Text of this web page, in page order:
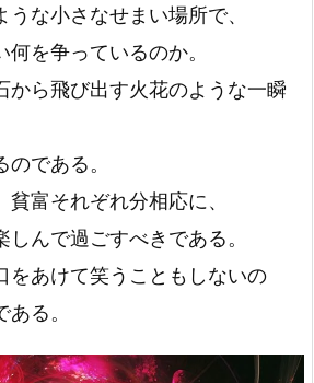
な小さなせまい場所で、
何を争っているのか。
から飛び出す火花のような一瞬
である。
貧富それぞれ分相応に、
しんで過ごすべきである。
をあけて笑うこともしないの
る。